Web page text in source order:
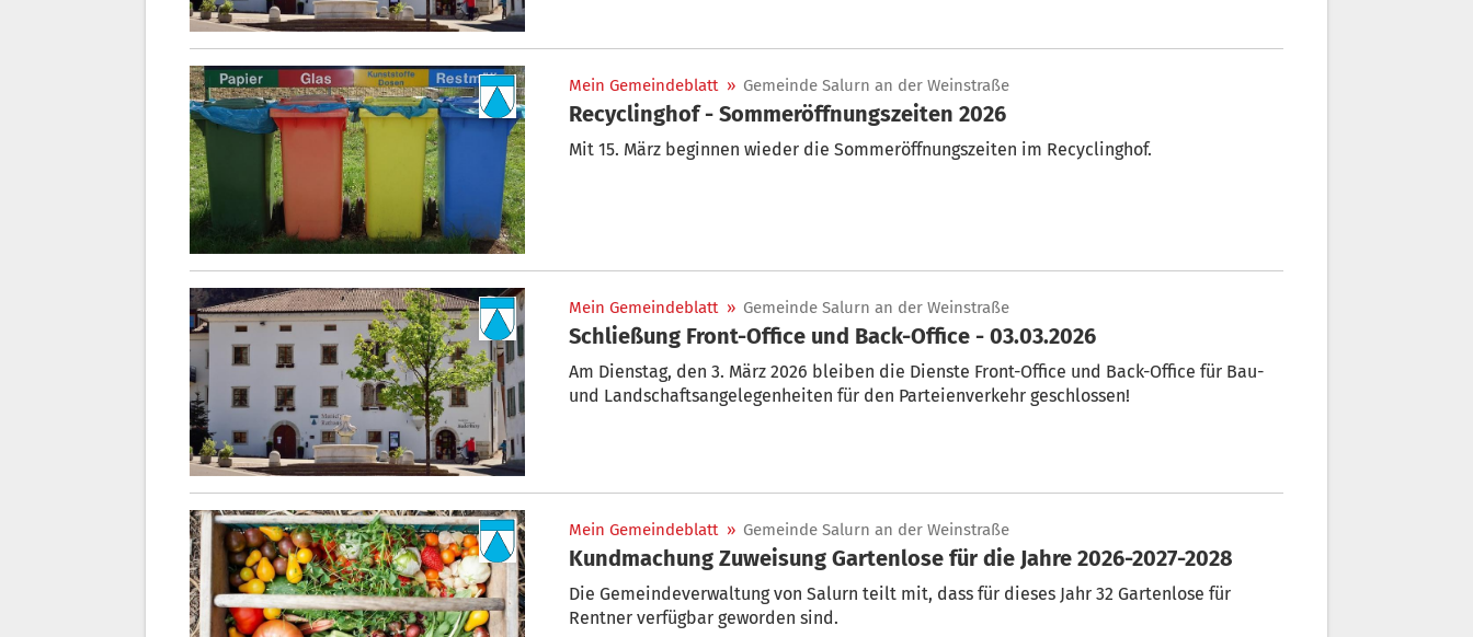
Mein Gemeindeblatt » Gemeinde Salurn an der Weinstraße
Recyclinghof - Sommeröffnungszeiten 2026
Mit 15. März beginnen wieder die Sommeröffnungszeiten im Recyclinghof.
Mein Gemeindeblatt » Gemeinde Salurn an der Weinstraße
Schließung Front-Office und Back-Office - 03.03.2026
Am Dienstag, den 3. März 2026 bleiben die Dienste Front-Office und Back-Office für Bau-
und Landschaftsangelegenheiten für den Parteienverkehr geschlossen!
Mein Gemeindeblatt » Gemeinde Salurn an der Weinstraße
Kundmachung Zuweisung Gartenlose für die Jahre 2026-2027-2028
Die Gemeindeverwaltung von Salurn teilt mit, dass für dieses Jahr 32 Gartenlose für
Rentner verfügbar geworden sind.